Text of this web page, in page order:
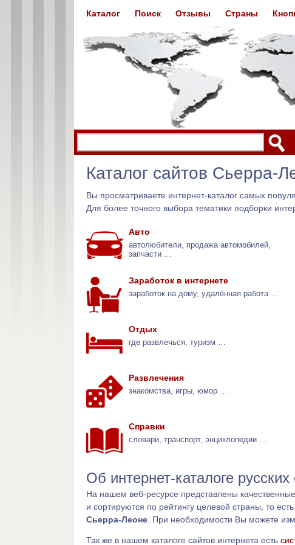
Каталог сайтов Сьерра-
Вы просматриваете интернет-каталог самых
Для более точного выбора тематики подборки
Авто
автолюбители, продажа автомобилей,
запчасти …
Заработок в интернете
заработок на дому, удалённая работа …
Отдых
где развлечься, туризм …
Развлечения
знакомства, игры, юмор …
Справки
словари, транспорт, энциклопедии …
Об интернет-каталоге
На нашем веб-ресурсе представлены
и сортируются по рейтингу целевой страны, то
Сьерра-Леоне . При необходимости Вы можете
Так же в нашем каталоге сайтов интернета есть
Каталог Поиск Отзывы Страны